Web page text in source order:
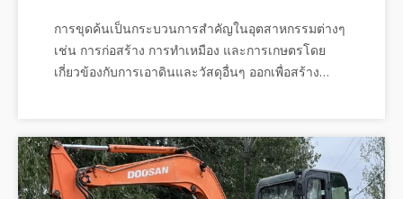
การขุดค้นเป็นกระบวนการสำคัญในอุตสาหกรรมต่างๆ
เช่น การก่อสร้าง การทำเหมือง และการเกษตรโดย
เกี่ยวข้องกับการเอาดินและวัสดุอื่นๆ ออกเพื่อสร้าง
ปัจจัยหลายประการ